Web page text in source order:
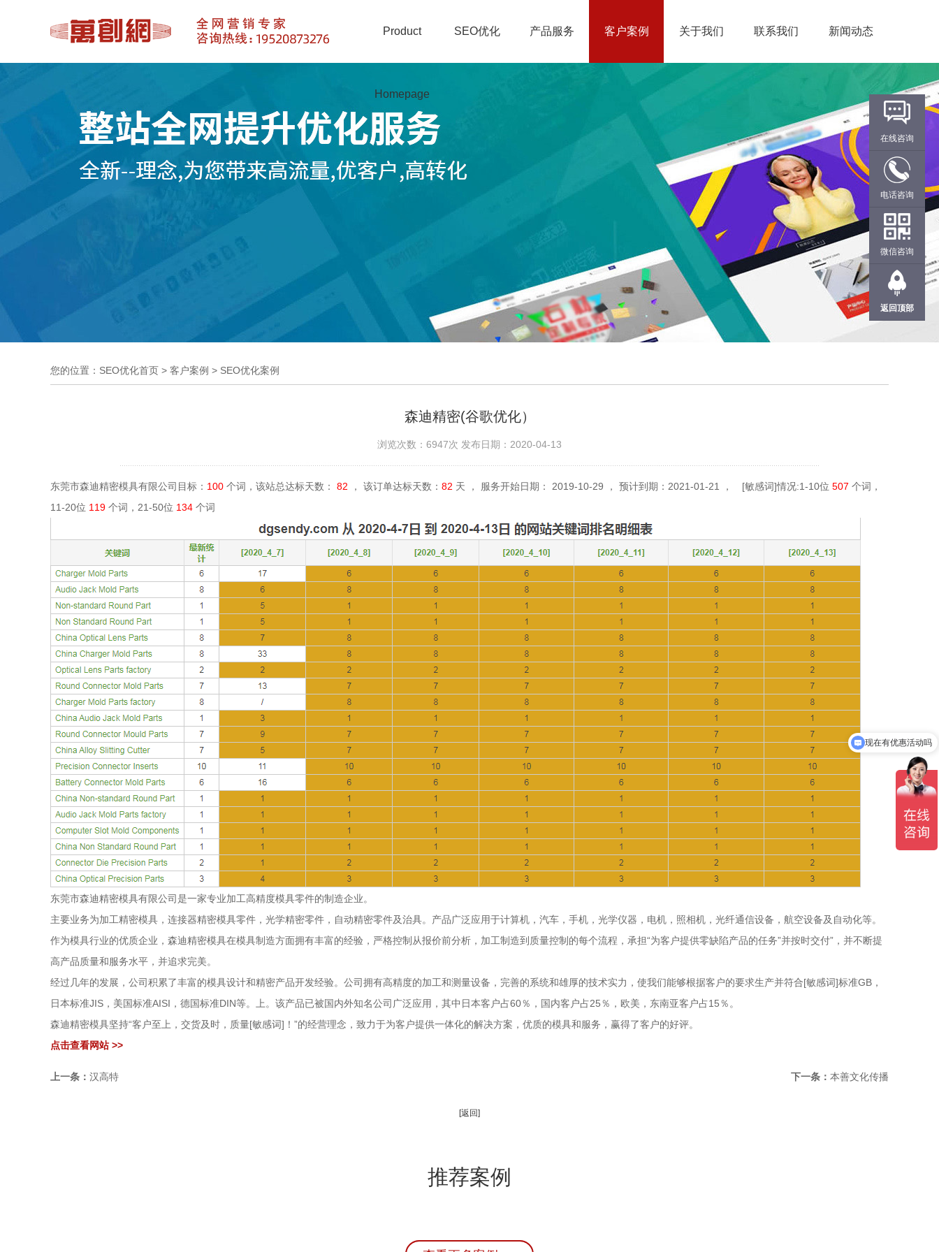
Product
Homepage
SEO优化 产品服务 客户案例 关于我们 联系我们 新闻动态
您的位置： SEO优化首页 > 客户案例 > SEO优化案例
森迪精密(谷歌优化）
浏览次数：6947次 发布日期：2020-04-13
东莞市森迪精密模具有限公司目标： 100 个词，该站总达标天数： 82 ， 该订单达标天数： 82 天 ， 服务开始日期： 2019-10-29 ， 预计到期：2021-01-21 ， [敏感词]情况:1-10位 507 个词，
11-20位 119 个词，21-50位 134 个词
东莞市森迪精密模具有限公司是一家专业加工高精度模具零件的制造企业。
主要业务为加工精密模具，连接器精密模具零件，光学精密零件，自动精密零件及治具。产品广泛应用于计算机，汽车，手机，光学仪器，电机，照相机，光纤通信设备，航空设备及自动化等。
作为模具行业的优质企业，森迪精密模具在模具制造方面拥有丰富的经验，严格控制从报价前分析，加工制造到质量控制的每个流程，承担“为客户提供零缺陷产品的任务”并按时交付”，并不断提
高产品质量和服务水平，并追求完美。
经过几年的发展，公司积累了丰富的模具设计和精密产品开发经验。公司拥有高精度的加工和测量设备，完善的系统和雄厚的技术实力，使我们能够根据客户的要求生产并符合[敏感词]标准GB，
日本标准JIS，美国标准AISI，德国标准DIN等。上。该产品已被国内外知名公司广泛应用，其中日本客户占60％，国内客户占25％，欧美，东南亚客户占15％。
森迪精密模具坚持“客户至上，交货及时，质量[敏感词]！”的经营理念，致力于为客户提供一体化的解决方案，优质的模具和服务，赢得了客户的好评。
点击查看网站 >>
上一条： 汉高特 下一条： 本善文化传播
[返回]
推荐案例
在线咨询
电话咨询
微信咨询
返回顶部
可以介绍下你们的产品么